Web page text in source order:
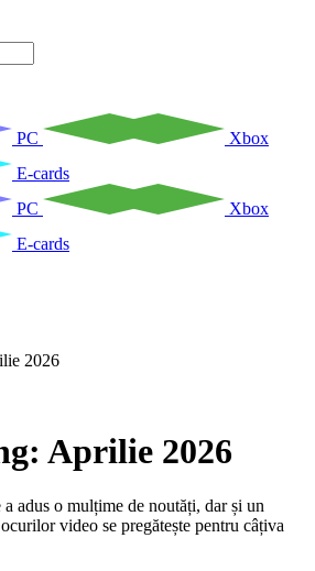
PC
Xbox
E-cards
PC
Xbox
E-cards
2026
Aprilie 2026
adus o mulțime de noutăți, dar și un
video se pregătește pentru câțiva